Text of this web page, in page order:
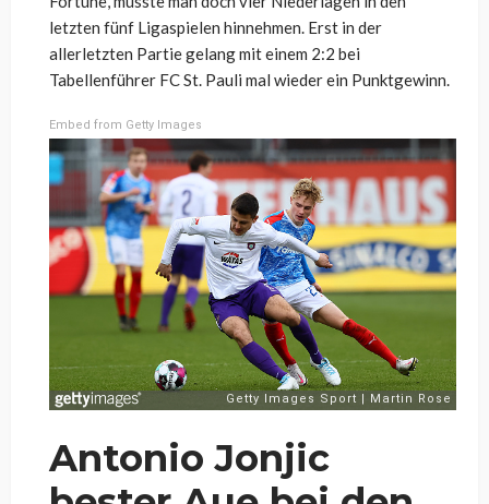
letzten fünf Ligaspielen hinnehmen. Erst in der
allerletzten Partie gelang mit einem 2:2 bei
Tabellenführer FC St. Pauli mal wieder ein Punktgewinn.
Embed from Getty Images
Antonio Jonjic